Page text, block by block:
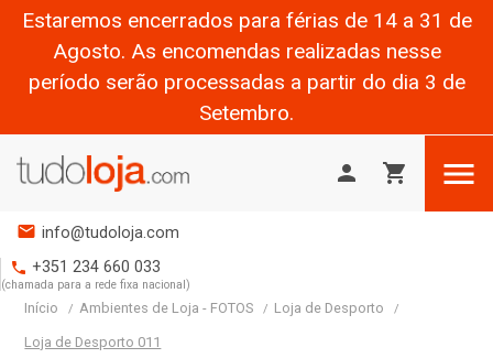
Estaremos encerrados para férias de 14 a 31 de
Agosto. As encomendas realizadas nesse
período serão processadas a partir do dia 3 de
Setembro.
person shopping_cart 
mail info@tudoloja.com
phone +351 234 660 033
(chamada para a rede fixa nacional)
Início Ambientes de Loja - FOTOS Loja de Desporto
Loja de Desporto 011